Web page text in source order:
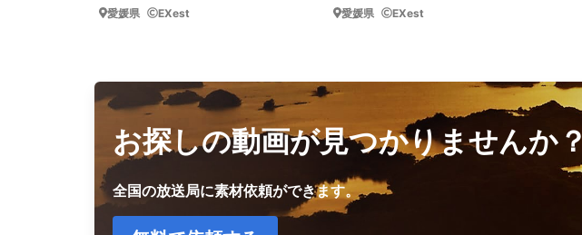
愛媛県 EXest 愛媛県 EXest
お探しの動画が見つかりませんか？
全国の放送局に素材依頼ができます。